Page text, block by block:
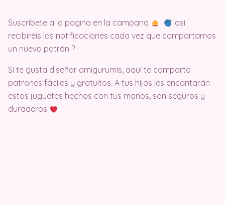
Suscríbete a la pagina en la campana
así
recibiréis las notificaciones cada vez que compartamos
un nuevo patrón ?
Si te gusta diseñar amigurumis, aquí te comparto
patrones fáciles y gratuitos. A tus hijos les encantarán
estos juguetes hechos con tus manos, son seguros y
duraderos